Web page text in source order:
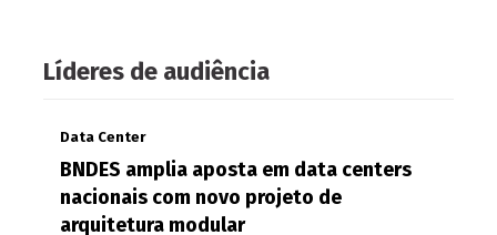
Líderes de audiência
Data Center
BNDES amplia aposta em data centers
nacionais com novo projeto de
arquitetura modular